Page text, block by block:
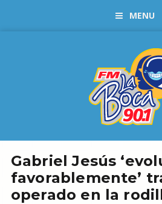
MENU
Gabriel Jesús
favorablemente’
operado en la